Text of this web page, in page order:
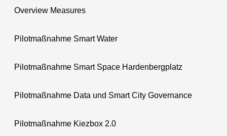
Overview Measures
Pilotmaßnahme Smart Water
Pilotmaßnahme Smart Space Hardenbergplatz
Pilotmaßnahme Data und Smart City Governance
Pilotmaßnahme Kiezbox 2.0